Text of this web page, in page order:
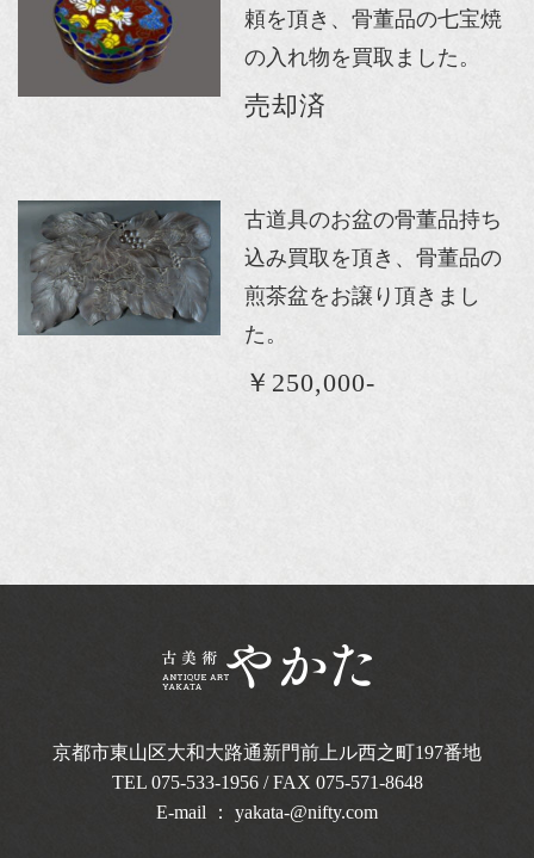
頼を頂き、骨董品の七宝焼
の入れ物を買取ました。
売却済
古道具のお盆の骨董品持ち
込み買取を頂き、骨董品の
煎茶盆をお譲り頂きまし
た。
￥250,000-
京都市東山区大和大路通新門前上ル西之町197番地
TEL 075-533-1956/ FAX 075-571-8648
E-mail ： yakata-@nifty.com